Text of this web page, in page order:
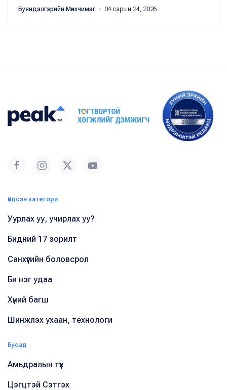
Буяндэлгэрийн Мөнхчимэг ・ 04 сарын 24, 2026
Үндсэн категори
Уурлах уу, учирлах уу?
Бидний 17 зорилт
Санхүүгийн боловсрол
Би нэг удаа
Хүний багш
Шинжлэх ухаан, технологи
Бусад
Амьдралын түүх
Цэгцтэй Сэтгэх